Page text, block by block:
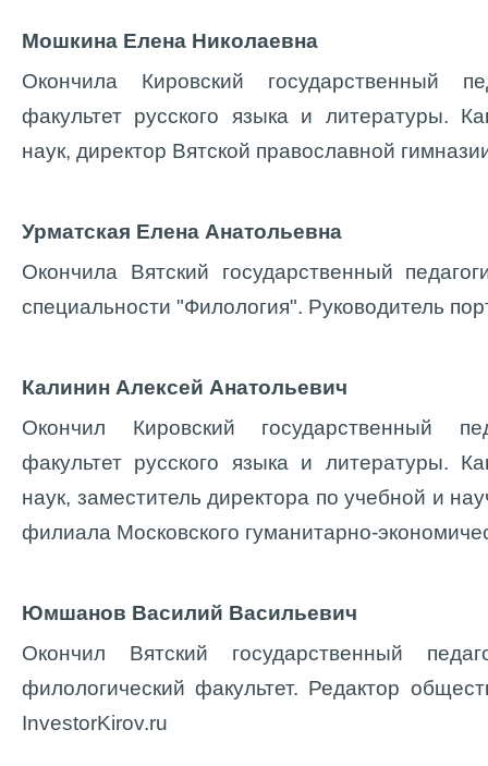
Мошкина Елена Николаевна
Окончила Кировский государственный
факультет русского языка и литературы.
наук, директор Вятской православной
Урматская Елена Анатольевна
Окончила Вятский государственный
специальности "Филология". Руководитель
Калинин Алексей Анатольевич
Окончил Кировский государственный
факультет русского языка и литературы.
наук, заместитель директора по учебной и
филиала Московского гуманитарно-
Юмшанов Василий Васильевич
Окончил Вятский государственный
филологический факультет. Редактор
InvestorKirov.ru